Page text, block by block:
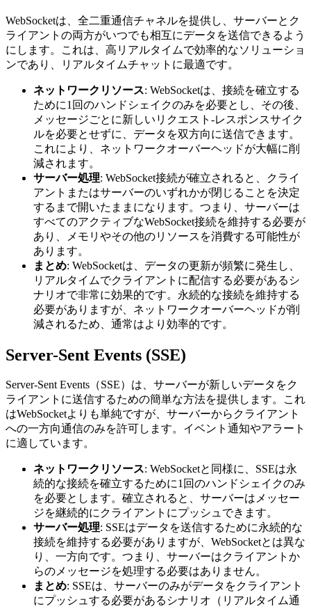
WebSocketは、全二重通信チャネルを提供し、サーバーとク
ライアントの両方がいつでも相互にデータを送信できるよう
にします。これは、高リアルタイムで効率的なソリューショ
ンであり、リアルタイムチャットに最適です。
ネットワークリソース: WebSocketは、接続を確立する
ために1回のハンドシェイクのみを必要とし、その後、
メッセージごとに新しいリクエスト-レスポンスサイク
ルを必要とせずに、データを双方向に送信できます。
これにより、ネットワークオーバーヘッドが大幅に削
減されます。
サーバー処理: WebSocket接続が確立されると、クライ
アントまたはサーバーのいずれかが閉じることを決定
するまで開いたままになります。つまり、サーバーは
すべてのアクティブなWebSocket接続を維持する必要が
あり、メモリやその他のリソースを消費する可能性が
あります。
まとめ: WebSocketは、データの更新が頻繁に発生し、
リアルタイムでクライアントに配信する必要があるシ
ナリオで非常に効果的です。永続的な接続を維持する
必要がありますが、ネットワークオーバーヘッドが削
減されるため、通常はより効率的です。
Server-Sent Events (SSE)
Server-Sent Events（SSE）は、サーバーが新しいデータをク
ライアントに送信するための簡単な方法を提供します。これ
はWebSocketよりも単純ですが、サーバーからクライアント
への一方向通信のみを許可します。イベント通知やアラート
に適しています。
ネットワークリソース: WebSocketと同様に、SSEは永
続的な接続を確立するために1回のハンドシェイクのみ
を必要とします。確立されると、サーバーはメッセー
ジを継続的にクライアントにプッシュできます。
サーバー処理: SSEはデータを送信するために永続的な
接続を維持する必要がありますが、WebSocketとは異な
り、一方向です。つまり、サーバーはクライアントか
らのメッセージを処理する必要はありません。
まとめ: SSEは、サーバーのみがデータをクライアント
にプッシュする必要があるシナリオ（リアルタイム通